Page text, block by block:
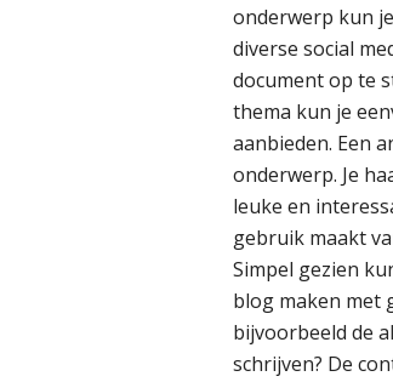
onderwerp kun
diverse social
document op te
thema kun je
aanbieden. Een
onderwerp. Je
leuke en
gebruik maakt
Simpel gezien
blog maken met
bijvoorbeeld de
schrijven? De